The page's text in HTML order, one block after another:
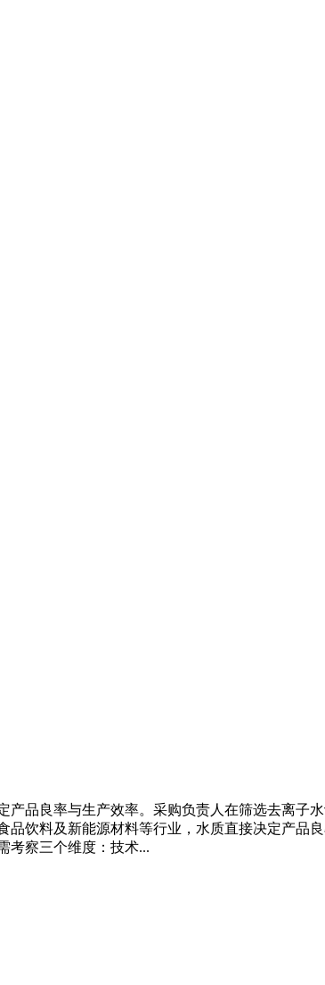
品良率与生产效率。采购负责人在筛选去离子
饮料及新能源材料等行业，水质直接决定产品
考察三个维度：技术...